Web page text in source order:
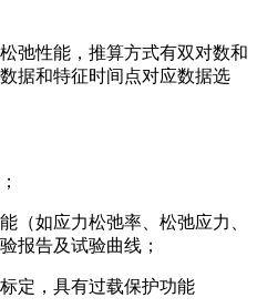
弛性能，推算方式有双对数和
据和特征时间点对应数据选
（如应力松弛率、松弛应力、
报告及试验曲线；
定，具有过载保护功能